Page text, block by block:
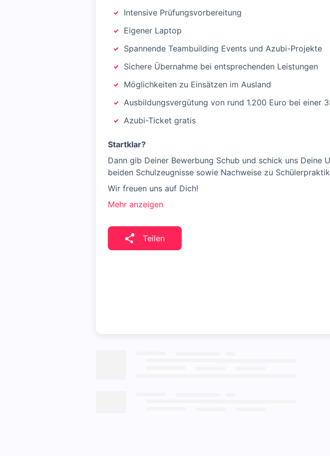
Intensive Prüfungsvorbereitung
Eigener Laptop
Spannende Teambuilding Events und Azubi-Projekte
Sichere Übernahme bei entsprechenden Leistungen
Möglichkeiten zu Einsätzen im Ausland
Ausbildungsvergütung von rund 1.200 Euro bei einer
Azubi-Ticket gratis
Startklar?
Dann gib Deiner Bewerbung Schub und schick uns
beiden Schulzeugnisse sowie Nachweise zu
Wir freuen uns auf Dich!
Mehr anzeigen
Teilen